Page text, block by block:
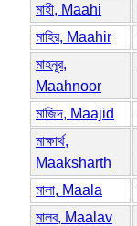
মাহী, Maahi
মাহির, Maahir
মাহনূর,
Maahnoor
মাজিদ, Maajid
মাক্ষার্থ,
Maaksharth
মালা, Maala
মালব, Maalav